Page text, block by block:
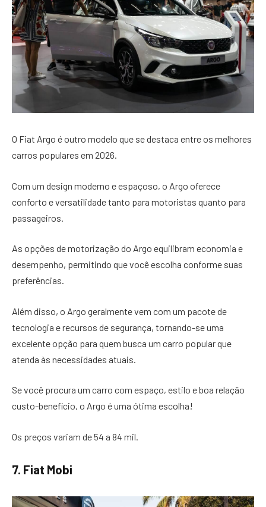
O Fiat Argo é outro modelo que se destaca entre os melhores
carros populares em 2026.
Com um design moderno e espaçoso, o Argo oferece
conforto e versatilidade tanto para motoristas quanto para
passageiros.
As opções de motorização do Argo equilibram economia e
desempenho, permitindo que você escolha conforme suas
preferências.
Além disso, o Argo geralmente vem com um pacote de
tecnologia e recursos de segurança, tornando-se uma
excelente opção para quem busca um carro popular que
atenda às necessidades atuais.
Se você procura um carro com espaço, estilo e boa relação
custo-benefício, o Argo é uma ótima escolha!
Os preços variam de 54 a 84 mil.
7. Fiat Mobi